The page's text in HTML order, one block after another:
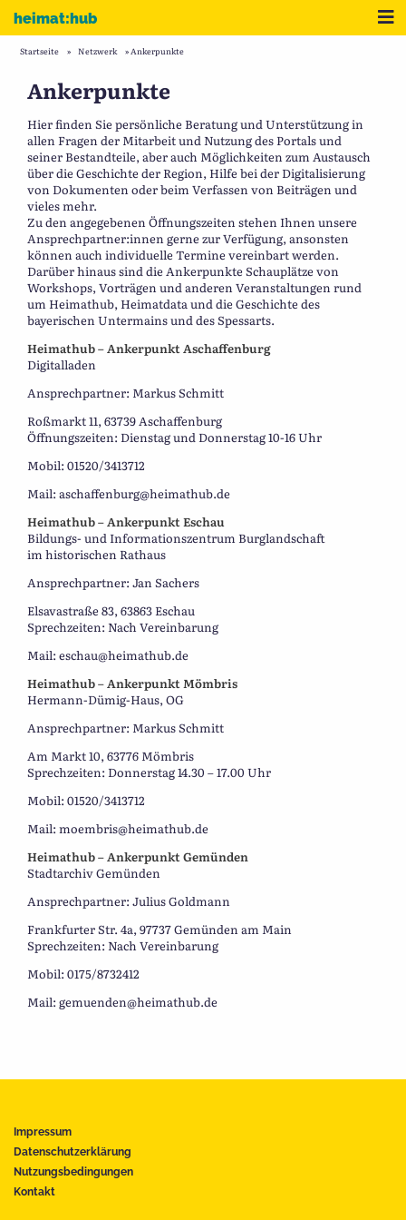
Zum Inhalt
heimat:hub
Startseite » Netzwerk »Ankerpunkte
Ankerpunkte
Hier finden Sie persönliche Beratung und Unterstützung in
allen Fragen der Mitarbeit und Nutzung des Portals und
seiner Bestandteile, aber auch Möglichkeiten zum Austausch
über die Geschichte der Region, Hilfe bei der Digitalisierung
von Dokumenten oder beim Verfassen von Beiträgen und
vieles mehr.
Zu den angegebenen Öffnungszeiten stehen Ihnen unsere
Ansprechpartner:innen gerne zur Verfügung, ansonsten
können auch individuelle Termine vereinbart werden.
Darüber hinaus sind die Ankerpunkte Schauplätze von
Workshops, Vorträgen und anderen Veranstaltungen rund
um Heimathub, Heimatdata und die Geschichte des
bayerischen Untermains und des Spessarts.
Heimathub – Ankerpunkt Aschaffenburg
Digitalladen
Ansprechpartner: Markus Schmitt
Roßmarkt 11, 63739 Aschaffenburg
Öffnungszeiten: Dienstag und Donnerstag 10-16 Uhr
Mobil: 01520/3413712
Mail: aschaffenburg@heimathub.de
Heimathub – Ankerpunkt Eschau
Bildungs- und Informationszentrum Burglandschaft
im historischen Rathaus
Ansprechpartner: Jan Sachers
Elsavastraße 83, 63863 Eschau
Sprechzeiten: Nach Vereinbarung
Mail: eschau@heimathub.de
Heimathub – Ankerpunkt Mömbris
Hermann-Dümig-Haus, OG
Ansprechpartner: Markus Schmitt
Am Markt 10, 63776 Mömbris
Sprechzeiten: Donnerstag 14.30 – 17.00 Uhr
Mobil: 01520/3413712
Mail: moembris@heimathub.de
Heimathub – Ankerpunkt Gemünden
Stadtarchiv Gemünden
Ansprechpartner: Julius Goldmann
Frankfurter Str. 4a, 97737 Gemünden am Main
Sprechzeiten: Nach Vereinbarung
Mobil: 0175/8732412
Mail: gemuenden@heimathub.de
Impressum
Datenschutzerklärung
Nutzungsbedingungen
Kontakt